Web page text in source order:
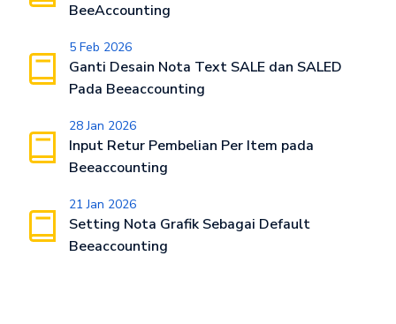
BeeAccounting
5 Feb 2026
Ganti Desain Nota Text SALE dan SALED
Pada Beeaccounting
28 Jan 2026
Input Retur Pembelian Per Item pada
Beeaccounting
21 Jan 2026
Setting Nota Grafik Sebagai Default
Beeaccounting